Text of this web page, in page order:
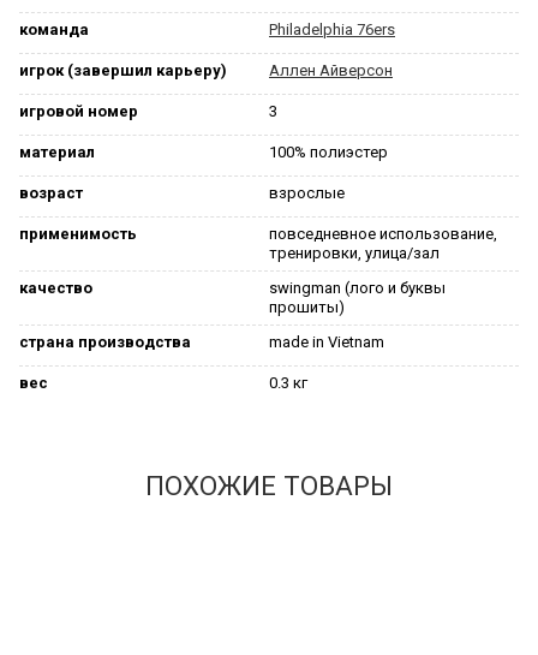
команда Philadelphia 76ers
игрок (завершил карьеру) Аллен Айверсон
игровой номер 3
материал 100% полиэстер
возраст взрослые
применимость
повседневное использование,
тренировки, улица/зал
качество
swingman (лого и буквы
прошиты)
страна производства
made in Vietnam
вес 0.3 кг
ПОХОЖИЕ ТОВАРЫ